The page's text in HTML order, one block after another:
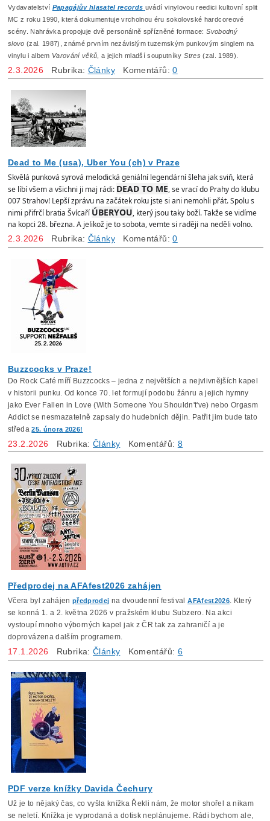
Vydavatelství Papagájův hlasatel records uvádí vinylovou reedici kultovní split
MC z roku 1990, která dokumentuje vrcholnou éru sokolovské hardcoreové
scény. Nahrávka propojuje dvě personálně spřízněné formace:Svobodný
slovo (zal. 1987), známé prvním nezávislým tuzemským punkovým singlem na
vinylu i albem Varování věků , a jejich mladší souputníkyStres(zal. 1989).
2.3.2026 Rubrika: Články Komentářů:0
Dead to Me (usa), Uber You (ch) v Praze
Skvělá punková syrová melodická geniální legendární šleha jak sviň, která
se líbí všem a všichni ji maj rádi: DEAD TO ME, se vrací do Prahy do klubu
007 Strahov! Lepší zprávu na začátek roku jste si ani nemohli přát. Spolu s
nimi přifrčí bratia Švícaří ÚBERYOU, který jsou taky boží. Takže se vidíme
na kopci 28. března. A jelikož je to sobota, vemte si raději na neděli volno.
2.3.2026 Rubrika: Články Komentářů:0
Buzzcocks v Praze!
Do Rock Café míří Buzzcocks – jedna z největších a nejvlivnějších kapel
v historii punku. Od konce 70. let formují podobu žánru a jejich hymny
jako Ever Fallen in Love (With Someone You Shouldn't've) nebo Orgasm
Addict se nesmazatelně zapsaly do hudebních dějin. Patřit jim bude tato
středa25. února 2026!
23.2.2026 Rubrika:Články Komentářů: 8
Předprodej na AFAfest2026 zahájen
Včera byl zahájenpředprodej na dvoudenní festivalAFAfest2026. Který
se konná 1. a 2. května 2026 v pražském klubu Subzero. Na akci
vystoupí mnoho výborných kapel jak z ČR tak za zahraničí a je
doprovázena dalším programem.
17.1.2026 Rubrika:Články Komentářů: 6
PDF verze knížky Davida Čechury
Už je to nějaký čas, co vyšla knížka Řekli nám, že motor shořel a nikam
se neletí. Knížka je vyprodaná a dotisk neplánujeme. Rádi bychom ale,